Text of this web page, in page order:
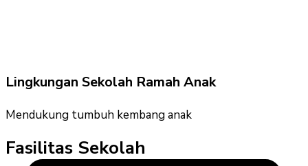
Lingkungan Sekolah Ramah Anak
Mendukung tumbuh kembang anak
Fasilitas Sekolah